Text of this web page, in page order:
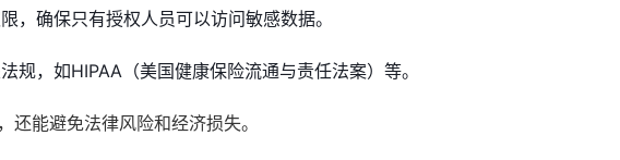
，确保只有授权人员可以访问敏感数据。
规，如HIPAA（美国健康保险流通与责任法案）等。
能避免法律风险和经济损失。